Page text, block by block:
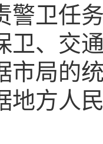
警卫任
卫、交
市局的
地方人